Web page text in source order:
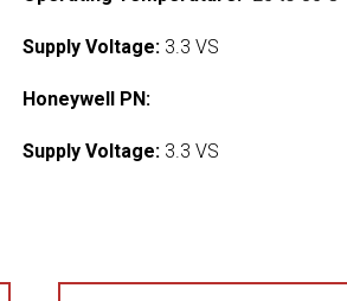
Supply Voltage: 3.3 VS
Honeywell PN:
Supply Voltage: 3.3 VS